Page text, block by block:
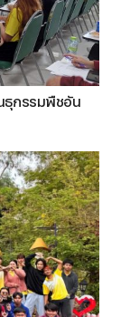
ธุกรรมพืชอัน